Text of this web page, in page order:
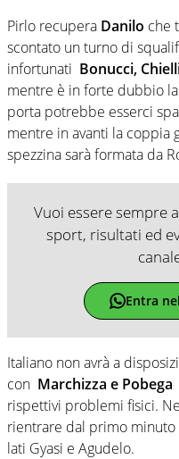
Pirlo recupera Danilo che
scontato un turno di
infortunati Bonucci,
mentre è in forte dubbio
porta potrebbe esserci
mentre in avanti la coppia
spezzina sarà formata da
Vuoi essere sempre
sport, risultati ed
Entra
Italiano non avrà a
con Marchizza e Pobega
rispettivi problemi fisici.
rientrare dal primo minuto
lati Gyasi e Agudelo.